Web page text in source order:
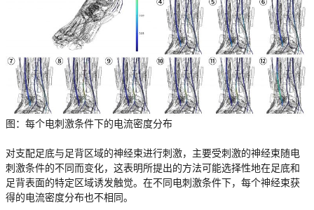
图：每个电刺激条件下的电流密度分布
对支配足底与足背区域的神经束进行刺激，主要受刺激的神经束随电
刺激条件的不同而变化，这表明所提出的方法可能选择性地在足底和
足背表面的特定区域诱发触觉。在不同电刺激条件下，每个神经束获
得的电流密度分布也不相同。